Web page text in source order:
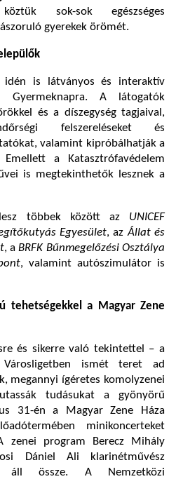
köztük sok-sok egészséges
gyerekek örömét.
idén is látványos és interaktív
Gyermeknapra. A látogatók
és a díszegység tagjaival,
felszereléseket és
valamint kipróbálhatják a
Emellett a Katasztrófavédelem
is megtekinthetők lesznek a
többek között az UNICEF
Egyesület, azÁllat és
, aBRFK Bűnmegelőzési Osztálya
, valamint autószimulátor is
tehetségekkel a Magyar Zene
és sikerre való tekintettel – a
ismét teret ad
megannyi ígéretes komolyzenei
tudásukat a gyönyörű
31-én a Magyar Zene Háza
minikoncerteket
zenei program Berecz Mihály
Dániel Ali klarinétművész
áll össze. A Nemzetközi